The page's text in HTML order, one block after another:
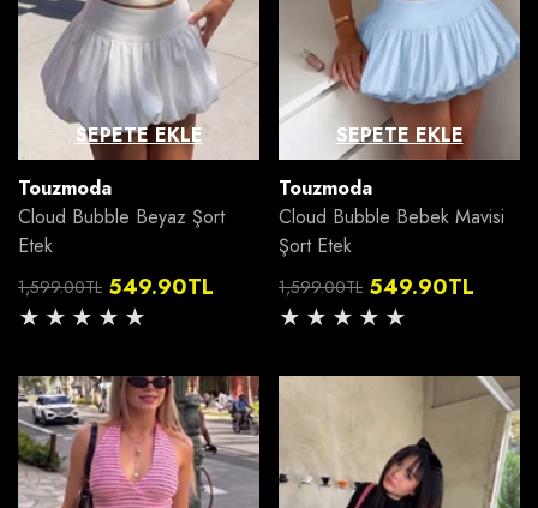
SEPETE EKLE
Satıcı:
Touzmoda
Cloud Bubble Beyaz Şort
Etek
Normal
1,599.00TL
İndirimli
549.90TL
SEPETE EKLE
Satıcı:
Touzmoda
Cloud Bubble Bebek Mavisi
Şort Etek
Normal
1,599.00TL
İndirimli
549.90TL